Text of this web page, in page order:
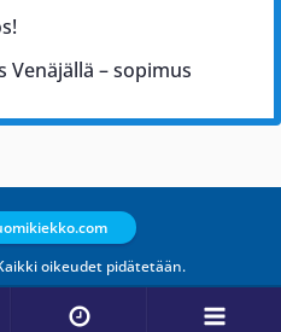
Venäjällä – sopimus
oikeudet pidätetään.